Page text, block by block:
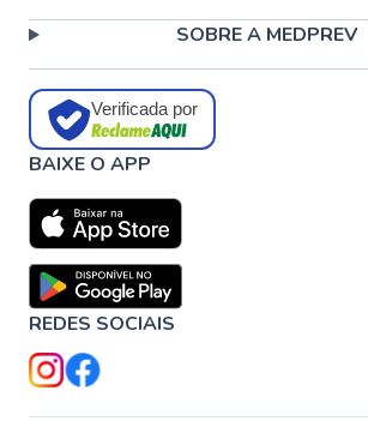
SOBRE A MEDPREV
Verificada por
BAIXE O APP
REDES SOCIAIS